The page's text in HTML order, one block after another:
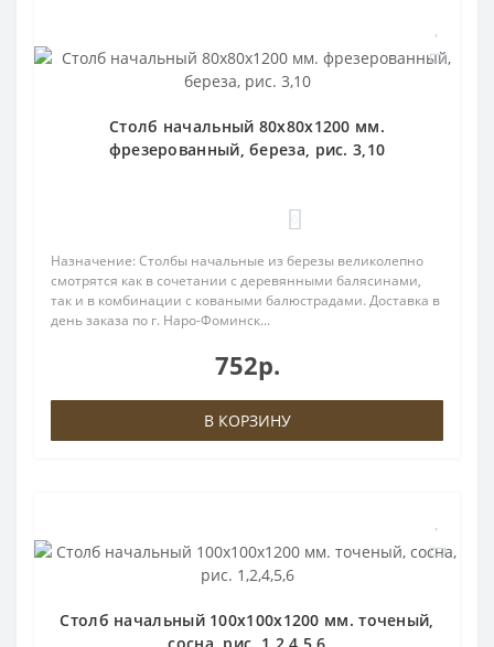
Столб начальный 80х80х1200 мм.
фрезерованный, береза, рис. 3,10
Назначение: Столбы начальные из березы великолепно
смотрятся как в сочетании с деревянными балясинами,
так и в комбинации с коваными балюстрадами. Доставка в
день заказа по г. Наро-Фоминск...
752р.
В КОРЗИНУ
Столб начальный 100х100х1200 мм. точеный,